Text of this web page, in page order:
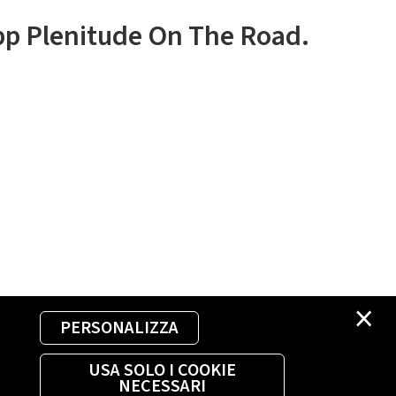
×
PERSONALIZZA
USA SOLO I COOKIE
NECESSARI
Plenitude On The Road.